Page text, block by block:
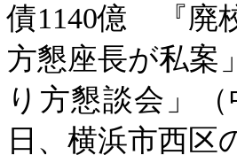
債1140億 『廃
方懇座長が私案
り方懇談会」
日、横浜市西区